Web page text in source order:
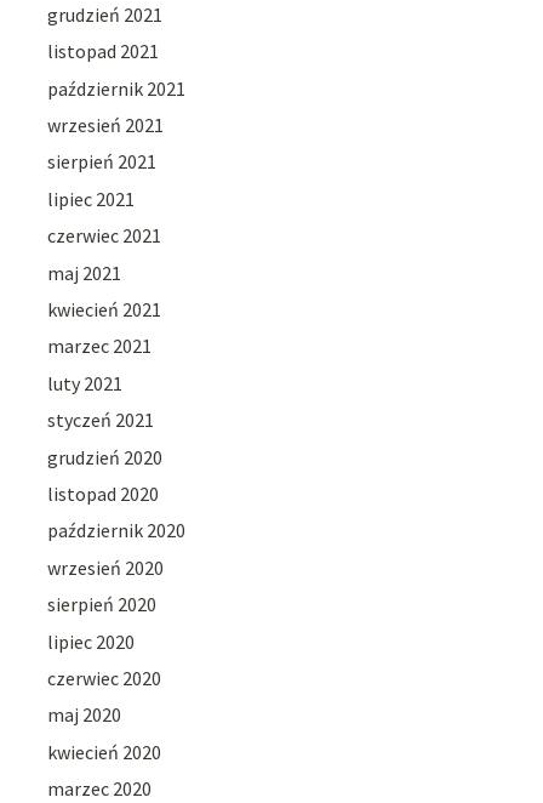
grudzień 2021
listopad 2021
październik 2021
wrzesień 2021
sierpień 2021
lipiec 2021
czerwiec 2021
maj 2021
kwiecień 2021
marzec 2021
luty 2021
styczeń 2021
grudzień 2020
listopad 2020
październik 2020
wrzesień 2020
sierpień 2020
lipiec 2020
czerwiec 2020
maj 2020
kwiecień 2020
marzec 2020